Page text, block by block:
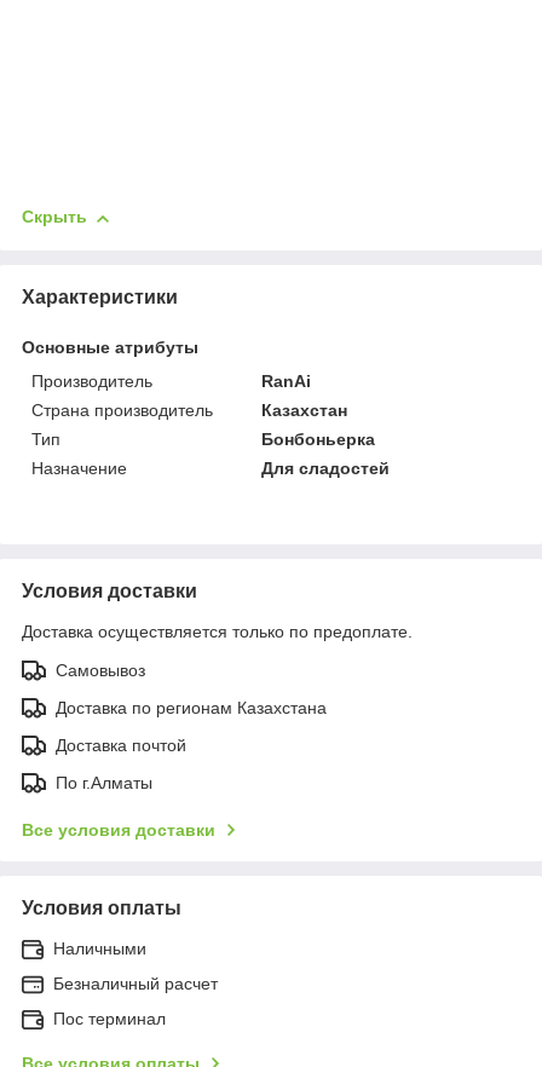
Скрыть
Характеристики
Основные атрибуты
Производитель
RanAi
Страна производитель
Казахстан
Тип
Бонбоньерка
Назначение
Для сладостей
Условия доставки
Доставка осуществляется только по предоплате.
Самовывоз
Доставка по регионам Казахстана
Доставка почтой
По г.Алматы
Все условия доставки
Условия оплаты
Наличными
Безналичный расчет
Пос терминал
Все условия оплаты